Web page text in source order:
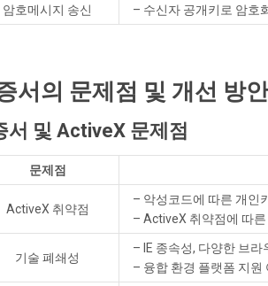
암호메시지 송신 – 수신자 공개키로 암호
서의 문제점 및 개선 방안
서 및 ActiveX 문제점
문제점
ActiveX 취약점
– 악성코드에 따른 개인
– ActiveX 취약점에 따
기술 폐쇄성
– IE 종속성, 다양한 브라
– 융합 환경 플랫폼 지원